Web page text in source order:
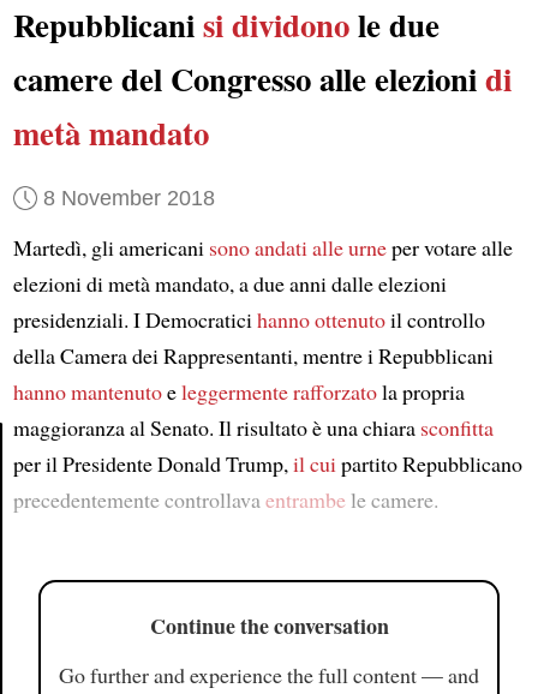
Article
Repubblicanisi dividonole due
camere del Congresso alle elezionidi
metà mandato
8 November 2018
Martedì, gli americani sono andati alle urneper votare alle
elezioni di metà mandato, a due anni dalle elezioni
presidenziali. I Democraticihanno ottenutoil controllo
della Camera dei Rappresentanti, mentre i Repubblicani
hanno mantenutoeleggermente rafforzatola propria
maggioranza al Senato. Il risultato è una chiara sconfitta
per il Presidente Donald Trump,il cuipartito Repubblicano
precedentemente controllavaentrambele camere.
Continue the conversation
Go further and experience the full content — and